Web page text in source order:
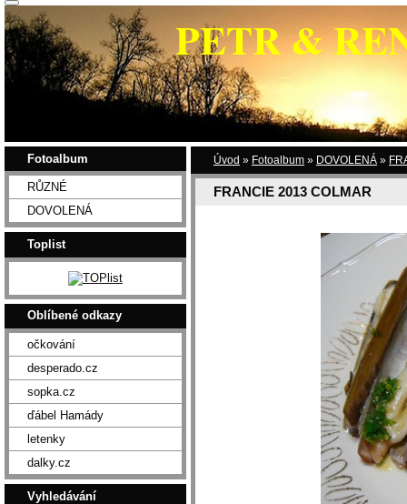
PETR &
Úvod » Fotoalbum » DOVOLENÁ »
FRANCIE 2013 COLMAR
Fotoalbum
RŮZNÉ
DOVOLENÁ
Toplist
Oblíbené odkazy
očkování
desperado.cz
sopka.cz
ďábel Hamády
letenky
dalky.cz
Vyhledávání